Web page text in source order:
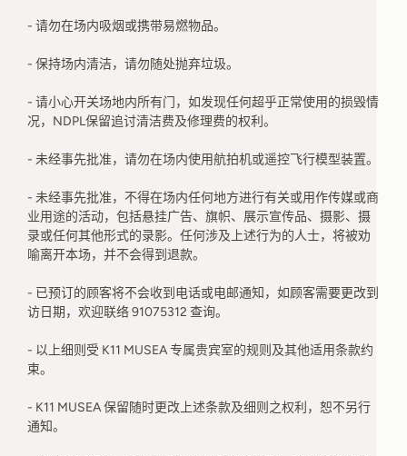
- 请勿在场内吸烟或携带易燃物品。
- 保持场内清洁，请勿随处抛弃垃圾。
- 请小心开关场地内所有门，如发现任何超乎正常使用的损毁情
况，NDPL保留追讨清洁费及修理费的权利。
- 未经事先批准，请勿在场内使用航拍机或遥控飞行模型装置。
- 未经事先批准，不得在场内任何地方进行有关或用作传媒或商
业用途的活动，包括悬挂广告、旗帜、展示宣传品、摄影、摄
录或任何其他形式的录影。任何涉及上述行为的人士，将被劝
喻离开本场，并不会得到退款。
- 已预订的顾客将不会收到电话或电邮通知，如顾客需要更改到
访日期，欢迎联络 91075312 查询。
- 以上细则受 K11 MUSEA 专属贵宾室的规则及其他适用条款约
束。
- K11 MUSEA 保留随时更改上述条款及细则之权利，恕不另行
通知。